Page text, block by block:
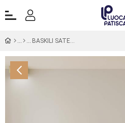
BASKILI SATEN ÇİFT KİŞİLİK NEVRESİM TAKIMI RİCARDO MAVİ